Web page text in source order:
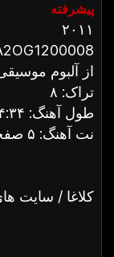
پیشرفته
۲۰۱۱
از آلبوم
تراک: ۸
طول آهنگ: ۰۴:۳۴
نت آهنگ: ۵ صفحه
کلاغا / سایت